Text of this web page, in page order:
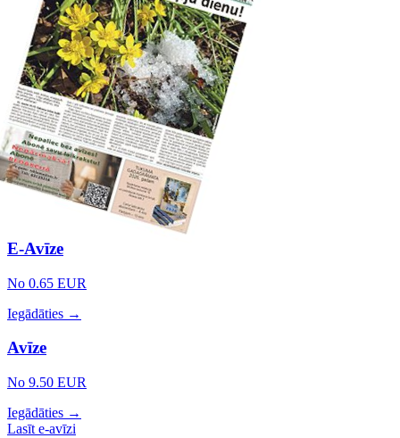
E-Avīze
No 0.65 EUR
Iegādāties →
Avīze
No 9.50 EUR
Iegādāties →
Lasīt e-avīzi